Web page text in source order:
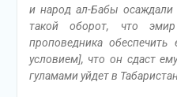
и народ ал-Бабы
такой оборот, что
проповедника
условием], что он сдаст
гуламами уйдет в